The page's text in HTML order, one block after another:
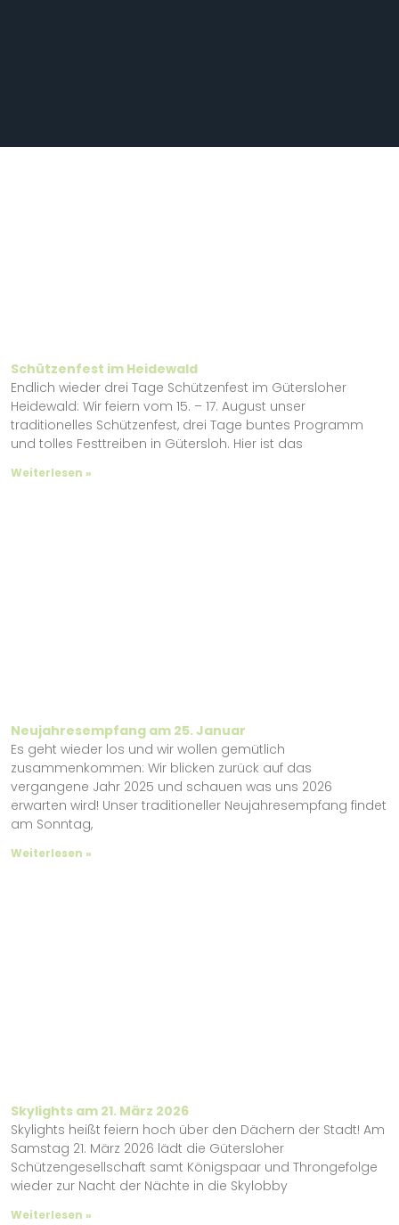
Schützenfest im Heidewald
Endlich wieder drei Tage Schützenfest im Gütersloher
Heidewald: Wir feiern vom 15. – 17. August unser
traditionelles Schützenfest, drei Tage buntes Programm
und tolles Festtreiben in Gütersloh. Hier ist das
Weiterlesen »
Neujahresempfang am 25. Januar
Es geht wieder los und wir wollen gemütlich
zusammenkommen: Wir blicken zurück auf das
vergangene Jahr 2025 und schauen was uns 2026
erwarten wird! Unser traditioneller Neujahresempfang findet
am Sonntag,
Weiterlesen »
Skylights am 21. März 2026
Skylights heißt feiern hoch über den Dächern der Stadt! Am
Samstag 21. März 2026 lädt die Gütersloher
Schützengesellschaft samt Königspaar und Throngefolge
wieder zur Nacht der Nächte in die Skylobby
Weiterlesen »